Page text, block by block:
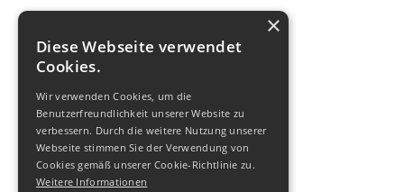
×
Diese Webseite verwendet
Cookies.
Wir verwenden Cookies, um die
Benutzerfreundlichkeit unserer Website zu
verbessern. Durch die weitere Nutzung unserer
Webseite stimmen Sie der Verwendung von
Cookies gemäß unserer Cookie-Richtlinie zu.
Weitere Informationen